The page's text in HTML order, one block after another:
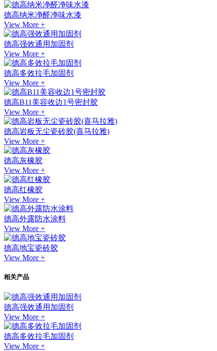
德高纳米净醛净味水漆
View More +
德高强效通用加固剂
View More +
德高多效拉毛加固剂
View More +
德高B11美容收边1号密封胶
View More +
德高岩板无尘瓷砖胶(喜马拉雅)
View More +
德高灰橡胶
View More +
德高红橡胶
View More +
德高外露防水涂料
View More +
德高地宝瓷砖胶
View More +
相关产品
德高强效通用加固剂
View More +
德高多效拉毛加固剂
View More +